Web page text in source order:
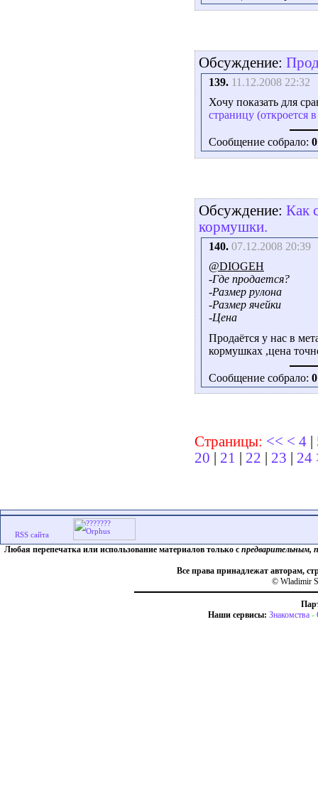
Обсуждение:
139. 11.12.2008 22:32
Хочу показать для
страницу (откроется
Сообщение собрало: 0
Обсуждение: Как
кормушки.
140. 07.12.2008 20:39
@DIOGEH
-Где продается?
-Размер рулона
-Размер ячейки
-Цена
Продаётся у нас в
кормушках ,цена
Сообщение собрало: 0
Страницы: << < 4
20
21 22 23 24
Любая перепечатка или использование материалов только с предварительным,
Все права принадлежат авторам,
© Wladimir
Наши сервисы: Знакомства -